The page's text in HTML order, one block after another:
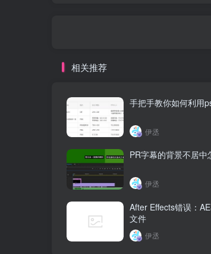
相关推荐
手把手教你如何利用
伊丞
PR字幕的背景不居中
伊丞
After Effects错误：
文件
伊丞